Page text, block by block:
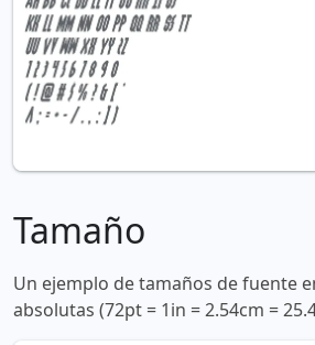
Tamaño
Un ejemplo de tamaños de fuente
absolutas (72pt = 1in = 2.54cm =